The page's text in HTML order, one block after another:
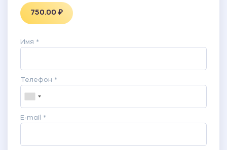
750.00 ₽
Имя *
Телефон *
E-mail *